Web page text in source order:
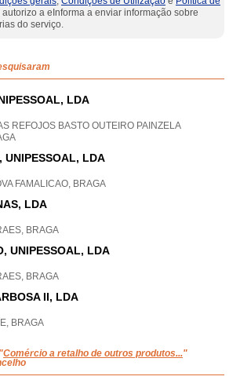
autorizo a eInforma a enviar informação sobre
do serviço.
LDA
REFOJOS BASTO OUTEIRO PAINZELA
UNIPESSOAL, LDA
FAMALICAO, BRAGA
LDA
BRAGA
UNIPESSOAL, LDA
BRAGA
II, LDA
BRAGA
Comércio a retalho de outros produtos..."